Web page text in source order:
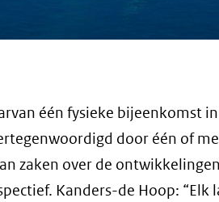
één fysieke bijeenkomst
door één of
zaken over de
Kanders-de Hoop: “Elk